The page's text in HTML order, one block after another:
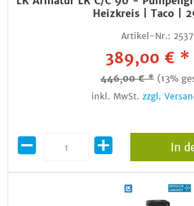
Heizkreis | Taco |
Artikel-Nr.:
389,00 € *
446,00 € * (13%
inkl. MwSt. zzgl.
In